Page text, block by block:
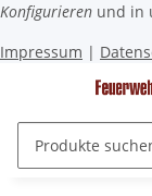
Konfigurieren und in
Impressum |